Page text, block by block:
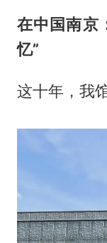
在中国南京
忆”
这十年，我